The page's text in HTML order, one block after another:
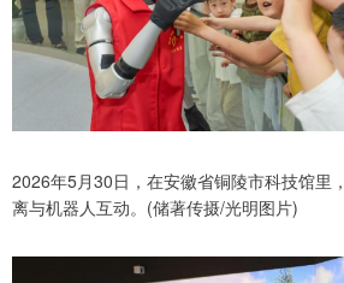
2026年5月30日，在安徽省铜陵市科技馆里
离与机器人互动。(储著传摄/光明图片)